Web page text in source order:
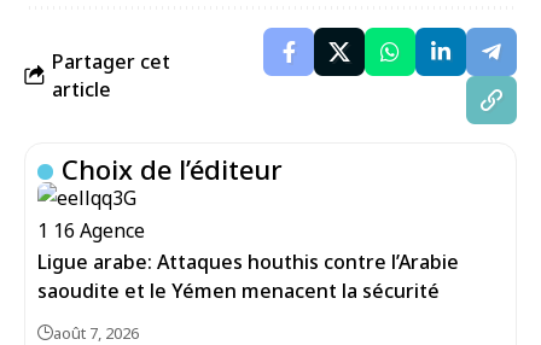
Partager cet
article
Choix de l’éditeur
Ligue arabe: Attaques houthis contre l’Arabie
saoudite et le Yémen menacent la sécurité
août 7, 2026